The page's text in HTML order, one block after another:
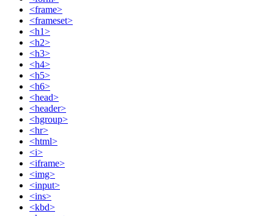
<frame>
<frameset>
<h1>
<h2>
<h3>
<h4>
<h5>
<h6>
<head>
<header>
<hgroup>
<hr>
<html>
<i>
<iframe>
<img>
<input>
<ins>
<kbd>